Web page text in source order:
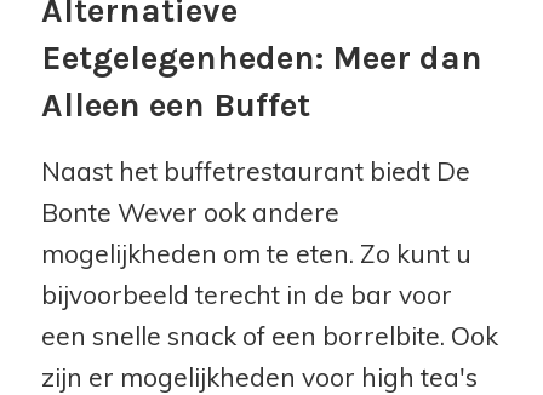
Alternatieve
Eetgelegenheden: Meer dan
Alleen een Buffet
Naast het buffetrestaurant biedt De
Bonte Wever ook andere
mogelijkheden om te eten. Zo kunt u
bijvoorbeeld terecht in de bar voor
een snelle snack of een borrelbite. Ook
zijn er mogelijkheden voor high tea's